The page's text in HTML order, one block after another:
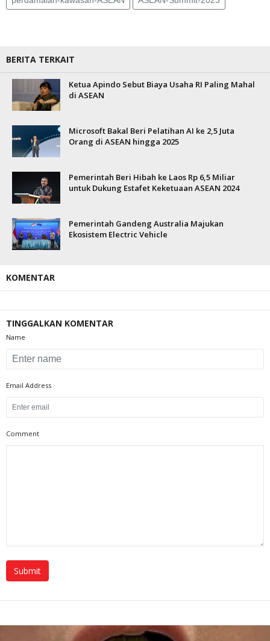
BERITA TERKAIT
Ketua Apindo Sebut Biaya Usaha RI Paling Mahal
di ASEAN
Microsoft Bakal Beri Pelatihan AI ke 2,5 Juta
Orang di ASEAN hingga 2025
Pemerintah Beri Hibah ke Laos Rp 6,5 Miliar
untuk Dukung Estafet Keketuaan ASEAN 2024
Pemerintah Gandeng Australia Majukan
Ekosistem Electric Vehicle
KOMENTAR
TINGGALKAN KOMENTAR
Name
Email Address
Comment